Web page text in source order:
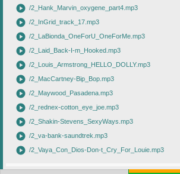
play_circle /2_Hank_Marvin_oxygene_part4.mp3
play_circle /2_InGrid_track_17.mp3
play_circle /2_LaBionda_OneForU_OneForMe.mp3
play_circle /2_Laid_Back-I-m_Hooked.mp3
play_circle /2_Louis_Armstrong_HELLO_DOLLY.mp3
play_circle /2_MacCartney-Bip_Bop.mp3
play_circle /2_Maywood_Pasadena.mp3
play_circle /2_rednex-cotton_eye_joe.mp3
play_circle /2_Shakin-Stevens_SexyWays.mp3
play_circle /2_va-bank-saundtrek.mp3
play_circle /2_Vaya_Con_Dios-Don-t_Cry_For_Louie.mp3